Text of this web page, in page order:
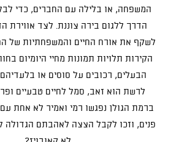
המשפחה, או בלילה עם החברים, כדי
הדרך ללגום בירה צוננת. לצד אווירת
לשקף את אורח החיים והמשפחתיות של
הקירות תלויות תמונות מחיי היומיום
הבעלים, רכובים על סוסים או
לרשת הוא זאב, סמל לחיים טבעיים
ברמת הגולן נפגשו רמי ואמיר לא אחת
פנים, וזכו לקבל הצצה לאהבתם הגדולה